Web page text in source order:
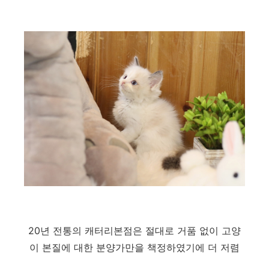
20년 전통의 캐터리본점은 절대로 거품 없이 고양
이 본질에 대한 분양가만을 책정하였기에 더 저렴